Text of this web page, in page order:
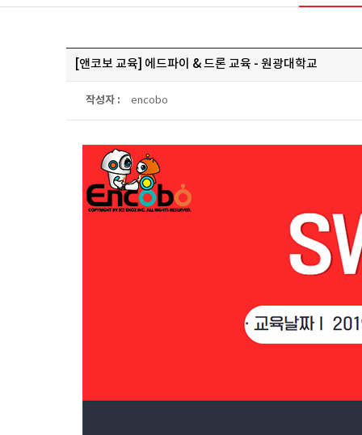
[앤코보 교육] 에드파이 & 드론 교육 - 원광대학교
작성자 : encobo